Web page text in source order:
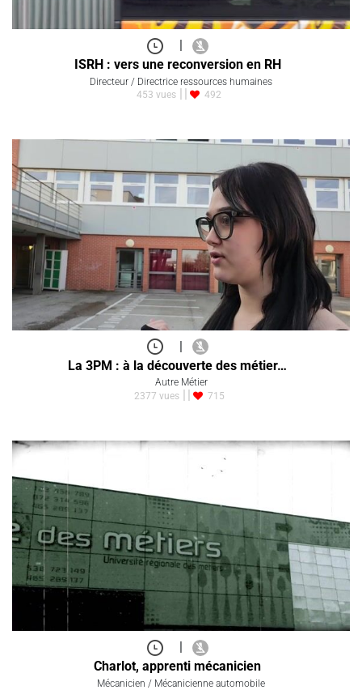
|
ISRH : vers une reconversion en RH
Directeur / Directrice ressources humaines
453 vues
492
|
La 3PM : à la découverte des métier…
Autre Métier
2377 vues
715
|
Charlot, apprenti mécanicien
Mécanicien / Mécanicienne automobile